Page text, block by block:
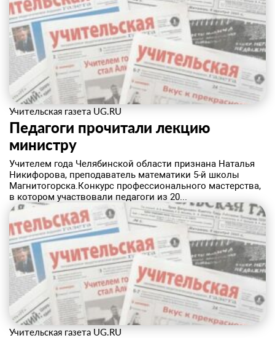
Учительская газета UG.RU
Педагоги прочитали лекцию
министру
Учителем года Челябинской области признана Наталья
Никифорова, преподаватель математики 5-й школы
Магнитогорска.Конкурс профессионального мастерства,
в котором участвовали педагоги из 20...
Учительская газета UG.RU